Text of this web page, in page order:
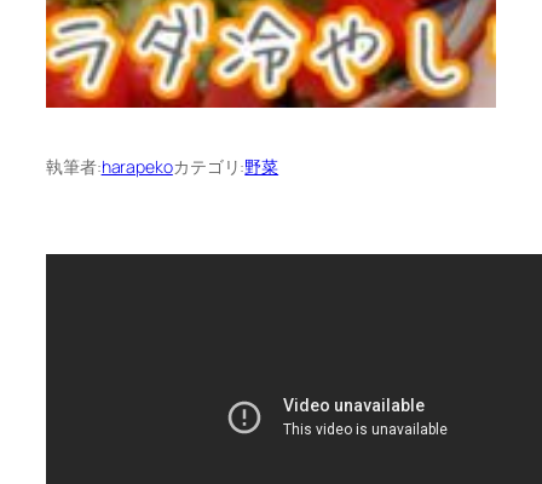
執筆者:harapekoカテゴリ:野菜